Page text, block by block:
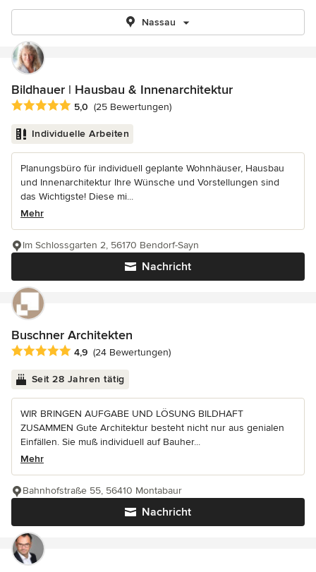
Nassau
Bildhauer | Hausbau & Innenarchitektur
Durchschnittliche Bewertung: 5 von 5 Sternen
5,0 (25 Bewertungen)
Individuelle Arbeiten
Planungsbüro für individuell geplante Wohnhäuser, Hausbau
und Innenarchitektur Ihre Wünsche und Vorstellungen sind
das Wichtigste! Diese mi...
Mehr
Nachricht
Im Schlossgarten 2, 56170 Bendorf-Sayn
Buschner Architekten
Durchschnittliche Bewertung: 4.9 von 5 Sternen
4,9 (24 Bewertungen)
Seit 28 Jahren tätig
WIR BRINGEN AUFGABE UND LÖSUNG BILDHAFT
ZUSAMMEN Gute Architektur besteht nicht nur aus genialen
Einfällen. Sie muß individuell auf Bauher...
Mehr
Nachricht
Bahnhofstraße 55, 56410 Montabaur